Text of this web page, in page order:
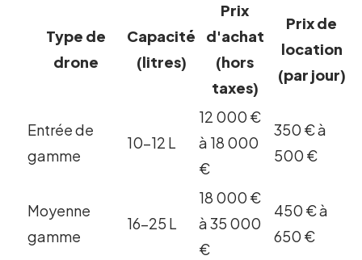
Type de
drone
Capacité
(litres)
Prix
d'achat
(hors
taxes)
Prix de
location
(par jour)
Entrée de
gamme
10-12 L
12 000 €
à 18 000
€
350 € à
500 €
Moyenne
gamme
16-25 L
18 000 €
à 35 000
€
450 € à
650 €